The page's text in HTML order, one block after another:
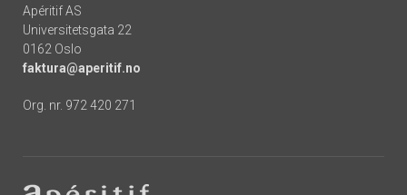
Apéritif AS
Universitetsgata 22
0162 Oslo
faktura@aperitif.no
Org. nr. 972 420 271